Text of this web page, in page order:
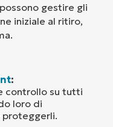
gestire gli
iniziale al ritiro,
:
controllo su tutti
loro di
proteggerli.